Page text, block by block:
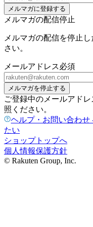
メルマガに登録する
メルマガの配信停止
メルマガの配信を停止
さい。
メールアドレス必須
メルマガを停止する
ご登録中のメールアド
照ください。
ヘルプ・お問い合わせ
たい
ショップトップへ
個人情報保護方針
© Rakuten Group, Inc.